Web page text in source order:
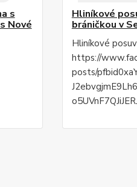
s
Nové
Hliníkové
bráničkou v
Hliníkové
https://
posts/